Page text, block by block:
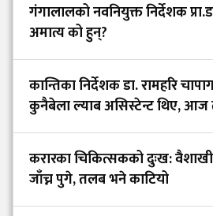
गंगालालको नवनियुक्त निर्देशक
अमात्य को हुन्?
कान्तिका निर्देशक डा. रामहरि
कुनैबेला ल्याब असिस्टेन्ट थिए, आज
करारका चिकित्सकको दुःख:
जाँच्न पुगे, तलब भने काटियो